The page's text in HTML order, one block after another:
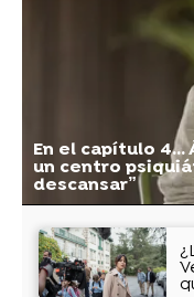
En el capítulo 4...
un centro
descansar”